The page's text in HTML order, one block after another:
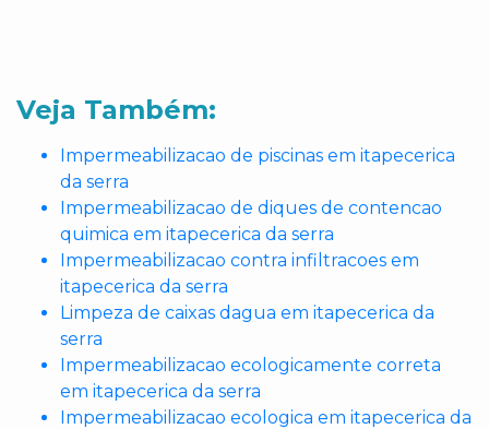
Veja Também:
Impermeabilizacao de piscinas em itapecerica
da serra
Impermeabilizacao de diques de contencao
quimica em itapecerica da serra
Impermeabilizacao contra infiltracoes em
itapecerica da serra
Limpeza de caixas dagua em itapecerica da
serra
Impermeabilizacao ecologicamente correta
em itapecerica da serra
Impermeabilizacao ecologica em itapecerica da